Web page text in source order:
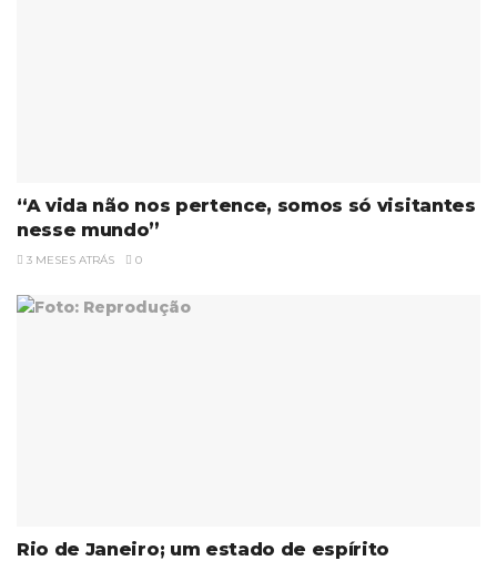
“A vida não nos pertence, somos só visitantes
nesse mundo”
3 MESES ATRÁS 0
Rio de Janeiro; um estado de espírito